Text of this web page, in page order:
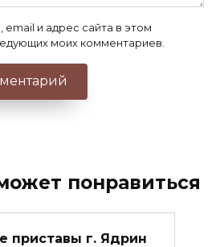
email и адрес сайта в этом
моих комментариев.
понравиться
приставы г. Ядрин